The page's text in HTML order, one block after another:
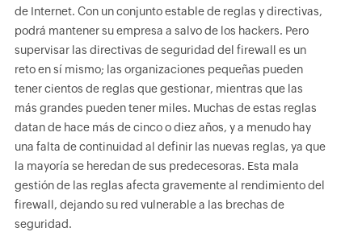
de Internet. Con un conjunto estable de reglas y directivas,
podrá mantener su empresa a salvo de los hackers. Pero
supervisar las directivas de seguridad del firewall es un
reto en sí mismo; las organizaciones pequeñas pueden
tener cientos de reglas que gestionar, mientras que las
más grandes pueden tener miles. Muchas de estas reglas
datan de hace más de cinco o diez años, y a menudo hay
una falta de continuidad al definir las nuevas reglas, ya que
la mayoría se heredan de sus predecesoras. Esta mala
gestión de las reglas afecta gravemente al rendimiento del
firewall, dejando su red vulnerable a las brechas de
seguridad.